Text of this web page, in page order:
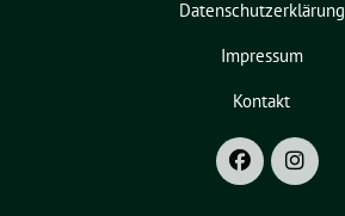
Datenschutzerklärung
Impressum
Kontakt